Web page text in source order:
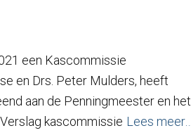
een Kascommissie
en Drs. Peter Mulders, heeft
aan de Penningmeester en het
kascommissie Lees meer…